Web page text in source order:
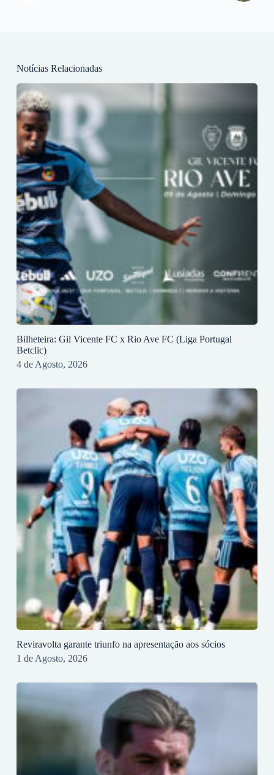
Notícias Relacionadas
Bilheteira: Gil Vicente FC x Rio Ave FC (Liga Portugal
Betclic)
4 de Agosto, 2026
Reviravolta garante triunfo na apresentação aos sócios
1 de Agosto, 2026